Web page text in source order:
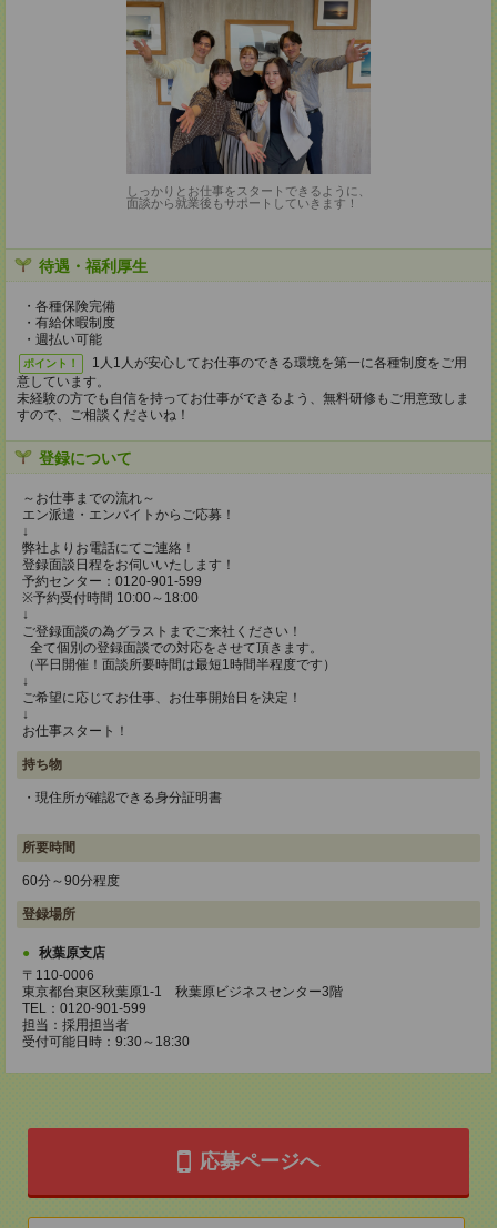
しっかりとお仕事をスタートできるように、
面談から就業後もサポートしていきます！
待遇・福利厚生
・各種保険完備
・有給休暇制度
・週払い可能
ポイント！
1人1人が安心してお仕事のできる環境を第一に各種制度をご用
意しています。
未経験の方でも自信を持ってお仕事ができるよう、無料研修もご用意致しま
すので、ご相談くださいね！
登録について
～お仕事までの流れ～
エン派遣・エンバイトからご応募！
↓
弊社よりお電話にてご連絡！
登録面談日程をお伺いいたします！
予約センター：0120-901-599
※予約受付時間 10:00～18:00
↓
ご登録面談の為グラストまでご来社ください！
全て個別の登録面談での対応をさせて頂きます。
（平日開催！面談所要時間は最短1時間半程度です）
↓
ご希望に応じてお仕事、お仕事開始日を決定！
↓
お仕事スタート！
持ち物
・現住所が確認できる身分証明書
所要時間
60分～90分程度
登録場所
秋葉原支店
〒110-0006
東京都台東区秋葉原1-1 秋葉原ビジネスセンター3階
TEL：0120-901-599
担当：採用担当者
受付可能日時：9:30～18:30
応募ページへ